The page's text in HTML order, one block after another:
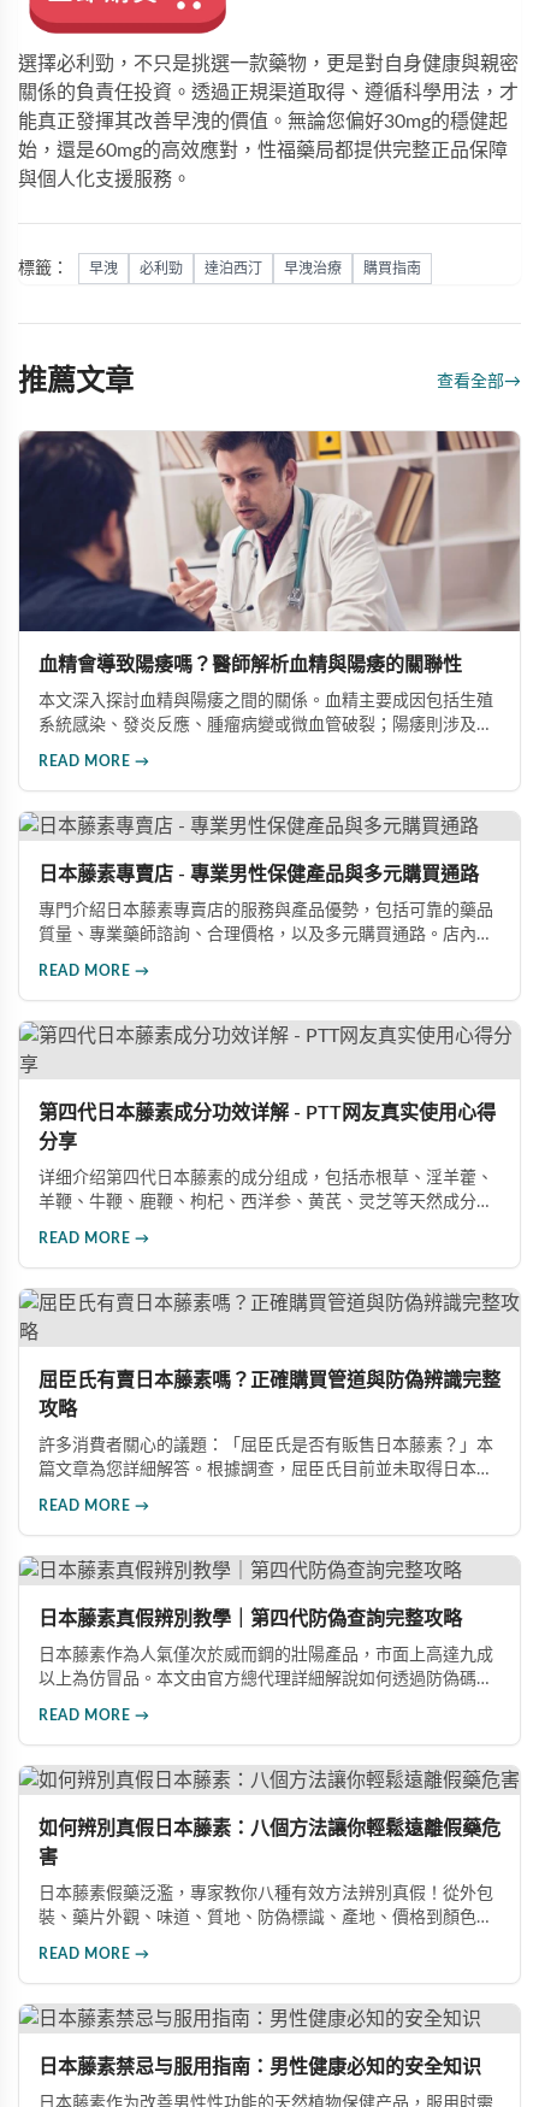
選擇必利勁，不只是挑選一款藥物，更是對自身健康與親密
關係的負責任投資。透過正規渠道取得、遵循科學用法，才
能真正發揮其改善早洩的價值。無論您偏好30mg的穩健起
始，還是60mg的高效應對， 性福藥局都提供完整正品保障
與個人化支援服務。
標籤： 早洩 必利勁 達泊西汀 早洩治療 購買指南
推薦文章 查看全部→
血精會導致陽痿嗎？醫師解析血精與陽痿的關聯性
本文深入探討血精與陽痿之間的關係。血精主要成因包括生殖
系統感染、發炎反應、腫瘤病變或微血管破裂；陽痿則涉及心
起，長期發炎確實可能影響性功能，建議積極治療並諮詢專業
醫師。
READ MORE →
日本藤素專賣店 - 專業男性保健產品與多元購買通路
專門介紹日本藤素專賣店的服務與產品優勢，包括可靠的藥品
質量、專業藥師諮詢、合理價格，以及多元購買通路。店內提
READ MORE →
第四代日本藤素成分功效详解 - PTT网友真实使用心得
分享
详细介绍第四代日本藤素的成分组成，包括赤根草、淫羊藿、
羊鞭、牛鞭、鹿鞭、枸杞、西洋参、黄芪、灵芝等天然成分的
READ MORE →
屈臣氏有賣日本藤素嗎？正確購買管道與防偽辨識完整
攻略
許多消費者關心的議題：「屈臣氏是否有販售日本藤素？」本
篇文章為您詳細解答。根據調查，屈臣氏目前並未取得日本藤
READ MORE →
日本藤素真假辨別教學｜第四代防偽查詢完整攻略
日本藤素作為人氣僅次於威而鋼的壯陽產品，市面上高達九成
以上為仿冒品。本文由官方總代理詳細解說如何透過防偽碼查
READ MORE →
如何辨別真假日本藤素：八個方法讓你輕鬆遠離假藥危
害
日本藤素假藥泛濫，專家教你八種有效方法辨別真假！從外包
裝、藥片外觀、味道、質地、防偽標識、產地、價格到顏色特
READ MORE →
日本藤素禁忌与服用指南：男性健康必知的安全知识
日本藤素作为改善男性性功能的天然植物保健产品，服用时需